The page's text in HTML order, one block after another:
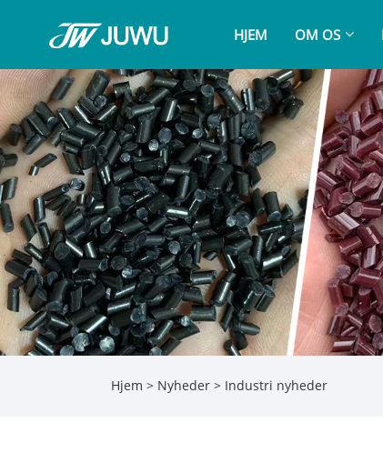
HJEM OM OS
Hjem > Nyheder > Industri nyheder